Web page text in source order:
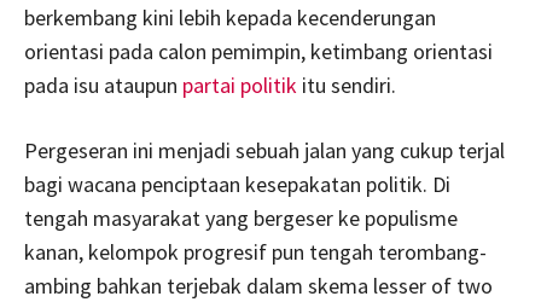
berkembang kini lebih kepada kecenderungan
orientasi pada calon pemimpin, ketimbang orientasi
pada isu ataupun partai politik itu sendiri.
Pergeseran ini menjadi sebuah jalan yang cukup terjal
bagi wacana penciptaan kesepakatan politik. Di
tengah masyarakat yang bergeser ke populisme
kanan, kelompok progresif pun tengah terombang-
ambing bahkan terjebak dalam skema lesser of two